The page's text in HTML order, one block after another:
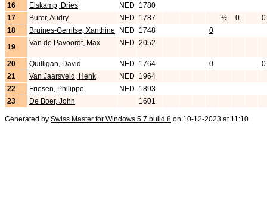
16
Elskamp, Dries NED
1780
17
Burer, Audry NED 1787 ½ 0
0
18
Bruines-Gerritse, Xanthine NED 1748
0
19
Van de Pavoordt, Max NED 2052
20 Quilligan, David NED 1764 0
0
21
Van Jaarsveld, Henk NED
1964
22
Friesen, Philippe NED
1893
23
De Boer, John 1601
Generated by Swiss Master for Windows 5.7 build 8 on 10-12-2023 at 11:10